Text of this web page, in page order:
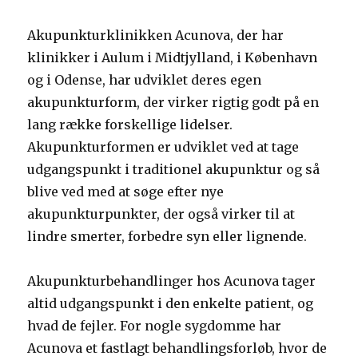
Akupunkturklinikken Acunova, der har
klinikker i Aulum i Midtjylland, i København
og i Odense, har udviklet deres egen
akupunkturform, der virker rigtig godt på en
lang række forskellige lidelser.
Akupunkturformen er udviklet ved at tage
udgangspunkt i traditionel akupunktur og så
blive ved med at søge efter nye
akupunkturpunkter, der også virker til at
lindre smerter, forbedre syn eller lignende.
Akupunkturbehandlinger hos Acunova tager
altid udgangspunkt i den enkelte patient, og
hvad de fejler. For nogle sygdomme har
Acunova et fastlagt behandlingsforløb, hvor de